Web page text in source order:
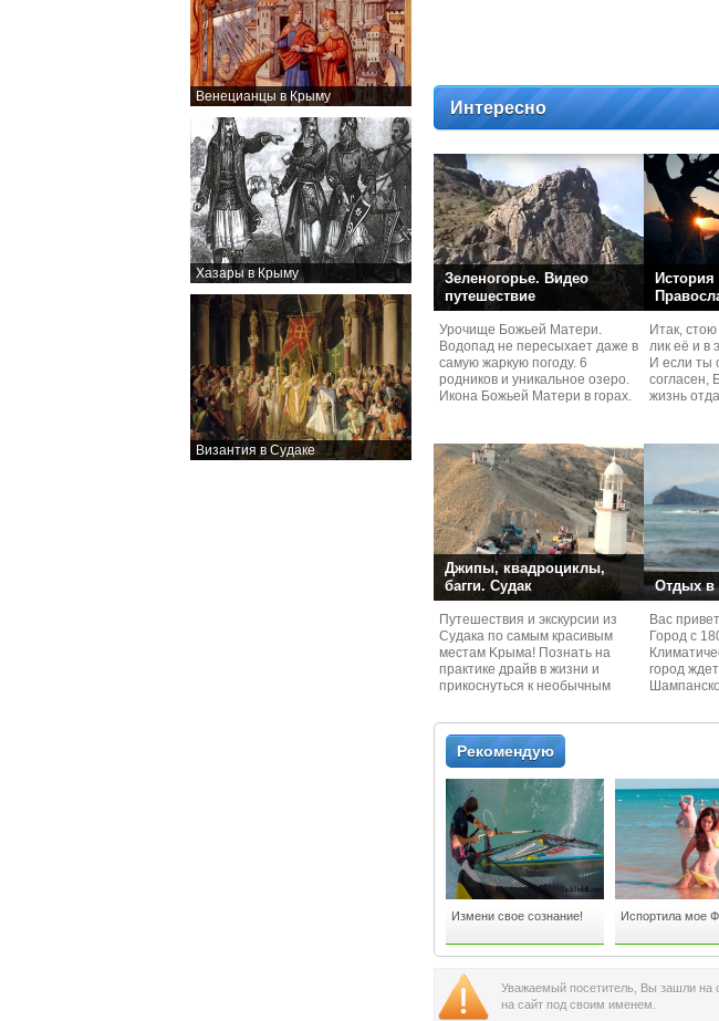
Венецианцы в Крыму
Хазары в Крыму
Византия в Судаке
Интересно
Зеленогорье. Видео
путешествие
Урочище Божьей Матери.
Водопад не пересыхает даже в
самую жаркую погоду. 6
родников и уникальное озеро.
Икона Божьей Матери в горах.
Итак,
лик её и в
И если ты
согласен,
жизнь
Джипы, квадроциклы,
багги. Судак
Путешествия и экскурcии из
Судaка по самым красивым
местам Kрыма! Познать на
практике драйв в жизни и
прикоснуться к необычным
Отдых в
Вас
Город с
город
Рекомендую
Измени свое сознание! Испортила мое
Уважаемый посетитель, Вы зашли на
на сайт под своим именем.